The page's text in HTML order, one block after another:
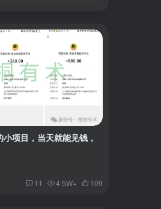
项目，当天就能见钱，
11 4.5W+ 109